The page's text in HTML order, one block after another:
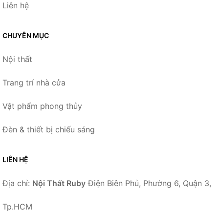
Liên hệ
CHUYÊN MỤC
Nội thất
Trang trí nhà cửa
Vật phẩm phong thủy
Đèn & thiết bị chiếu sáng
LIÊN HỆ
Địa chỉ: Nội Thất Ruby Điện Biên Phủ, Phường 6, Quận 3,
Tp.HCM